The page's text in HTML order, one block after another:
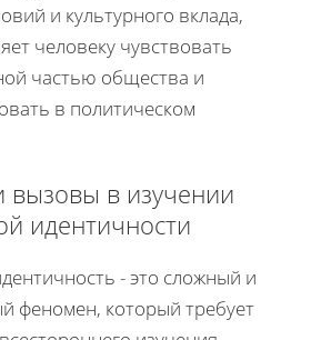
и культурного вклада,
человеку чувствовать
частью общества и
в политическом
в изучении
идентичности
- это сложный и
феномен, который требует